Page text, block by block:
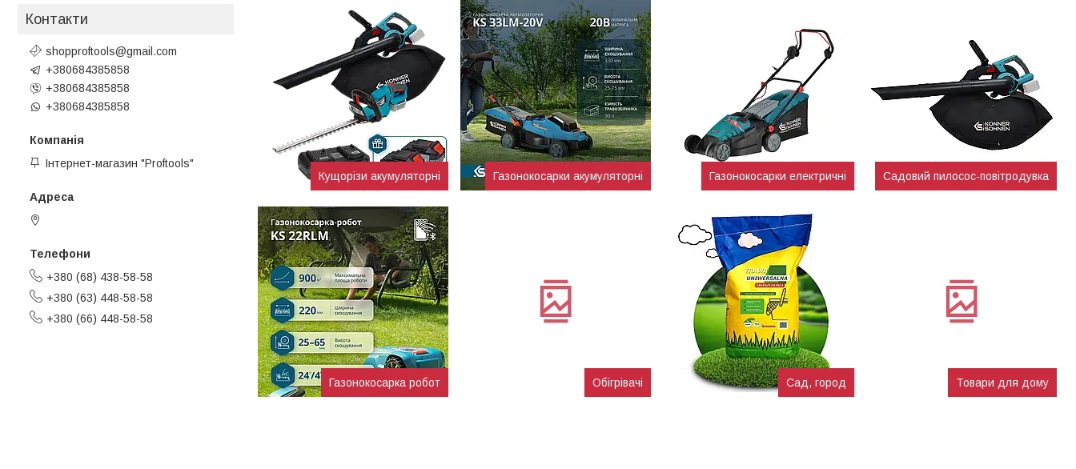
Кущорізи акумуляторні Газонокосарки акумуляторні Газонокосарки електричні Садовий пилосос-повітродувка
Газонокосарка робот Обігрівачі Сад, город Товари для дому
Контакти
shopproftools@gmail.com
+380684385858
+380684385858
+380684385858
Інтернет-магазин "Proftools"
+380 (68) 438-58-58
+380 (63) 448-58-58
+380 (66) 448-58-58